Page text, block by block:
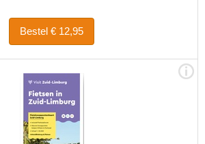
Bestel € 12,95